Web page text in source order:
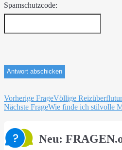
Spamschutzcode:
Beitragsnavigation
Vorherige FrageVöllige
Nächste FrageWie finde ich stilvolle
Neu: